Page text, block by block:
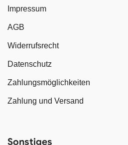
Impressum
AGB
Widerrufsrecht
Datenschutz
Zahlungsmöglichkeiten
Zahlung und Versand
Sonstiges